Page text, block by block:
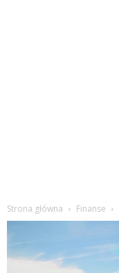
Strona główna Finanse